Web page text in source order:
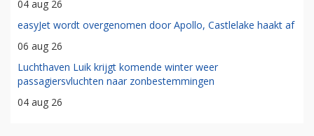
04 aug 26
easyJet wordt overgenomen door Apollo, Castlelake haakt af
06 aug 26
Luchthaven Luik krijgt komende winter weer
passagiersvluchten naar zonbestemmingen
04 aug 26